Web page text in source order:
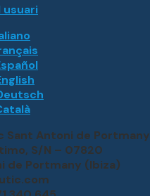
usuari
Sant Antoni de Portmany
S/N – 07820
de Portmany (Ibiza)